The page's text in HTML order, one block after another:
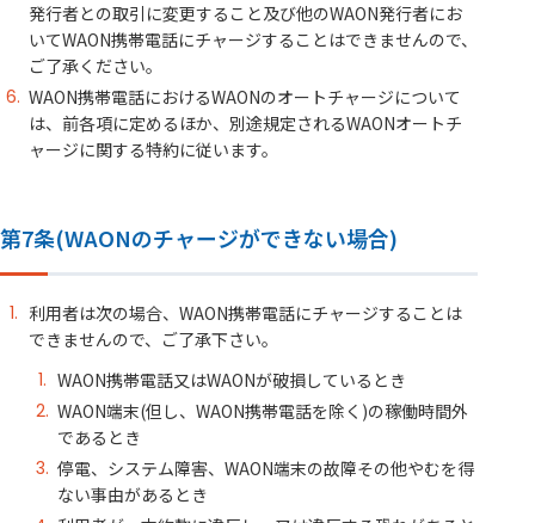
発行者との取引に変更すること及び他のWAON発行者にお
いてWAON携帯電話にチャージすることはできませんので、
ご了承ください。
WAON携帯電話におけるWAONのオートチャージについて
は、前各項に定めるほか、別途規定されるWAONオートチ
ャージに関する特約に従います。
第7条(WAONのチャージができない場合)
利用者は次の場合、WAON携帯電話にチャージすることは
できませんので、ご了承下さい。
WAON携帯電話又はWAONが破損しているとき
WAON端末(但し、WAON携帯電話を除く)の稼働時間外
であるとき
停電、システム障害、WAON端末の故障その他やむを得
ない事由があるとき